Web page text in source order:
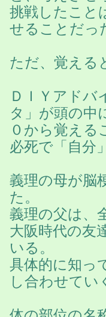
挑戦したこと
せることだっ
ただ、覚える
ＤＩＹアドバ
タ」が頭の中
０から覚える
必死で「自分
義理の母が脳
た。
義理の父は、
大阪時代の友
いる。
具体的に知っ
し合わせてい